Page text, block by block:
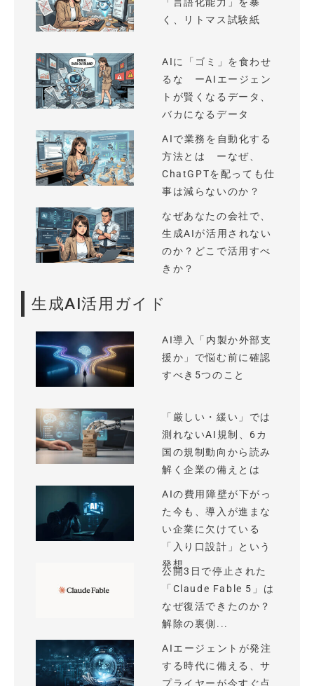
「言語化能力」を暴
く、リトマス試験紙
AIに「ゴミ」を食わせ
るな ーAIエージェン
トが賢くなるデータ、
バカになるデータ
AIで業務を自動化する
方法とは ーなぜ、
ChatGPTを配っても仕
事は減らないのか？
なぜあなたの会社で、
生成AIが活用されない
のか？どこで活用すべ
きか？
生成AI活用ガイド
AI導入「内製か外部支
援か」で悩む前に確認
すべき5つのこと
「厳しい・緩い」では
測れないAI規制、6カ
国の規制動向から読み
解く企業の備えとは
AIの費用障壁が下がっ
た今も、導入が進まな
い企業に欠けている
「入り口設計」という
発想
公開3日で停止された
「Claude Fable 5」は
なぜ復活できたのか？
解除の裏側...
AIエージェントが発注
する時代に備える、サ